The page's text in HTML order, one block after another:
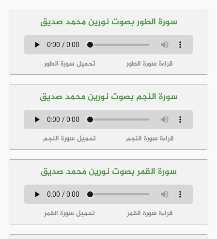
سورة الطور بصوت نورين محمد صديق
قراءة سورة الطور تحميل سورة الطور
سورة النجم بصوت نورين محمد صديق
قراءة سورة النجم تحميل سورة النجم
سورة القمر بصوت نورين محمد صديق
قراءة سورة القمر تحميل سورة القمر